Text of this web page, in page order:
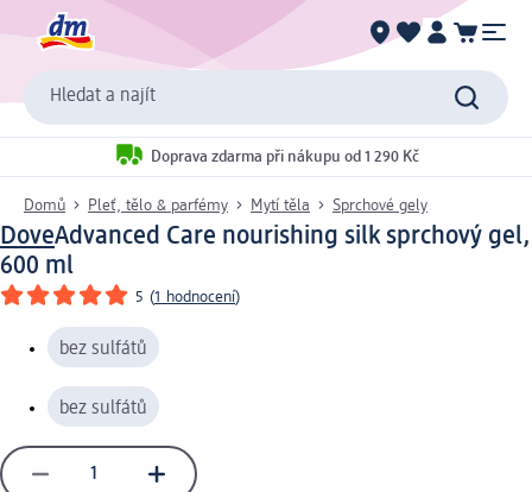
Hledat a najít
Doprava zdarma při nákupu od 1 290 Kč
Domů Pleť, tělo & parfémy Mytí těla Sprchové gely
DoveAdvanced Care nourishing silk sprchový gel,
600 ml
5 (1 hodnocení)
bez sulfátů
bez sulfátů